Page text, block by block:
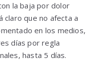
la baja por dolor
claro que no afecta a
en los medios,
días por regla
hasta 5 días.